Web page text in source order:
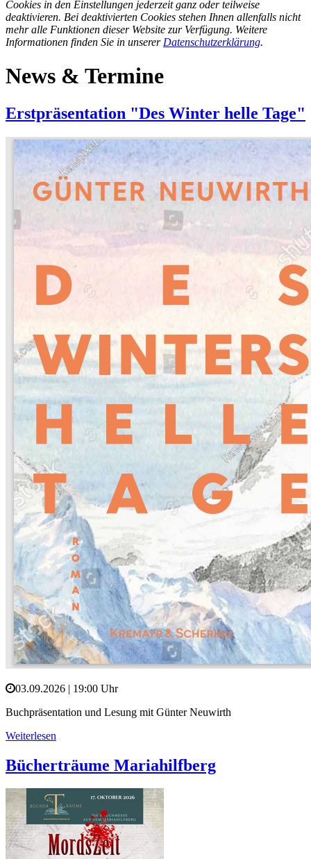
Cookies in den Einstellungen jederzeit ganz oder teilweise
deaktivieren. Bei deaktivierten Cookies stehen Ihnen allenfalls nicht
mehr alle Funktionen dieser Website zur Verfügung. Weitere
Informationen finden Sie in unserer Datenschutzerklärung.
News & Termine
Erstpräsentation "Des Winter helle Tage"
03.09.2026 | 19:00 Uhr
Buchpräsentation und Lesung mit Günter Neuwirth
Weiterlesen
Bücherträume Mariahilfberg